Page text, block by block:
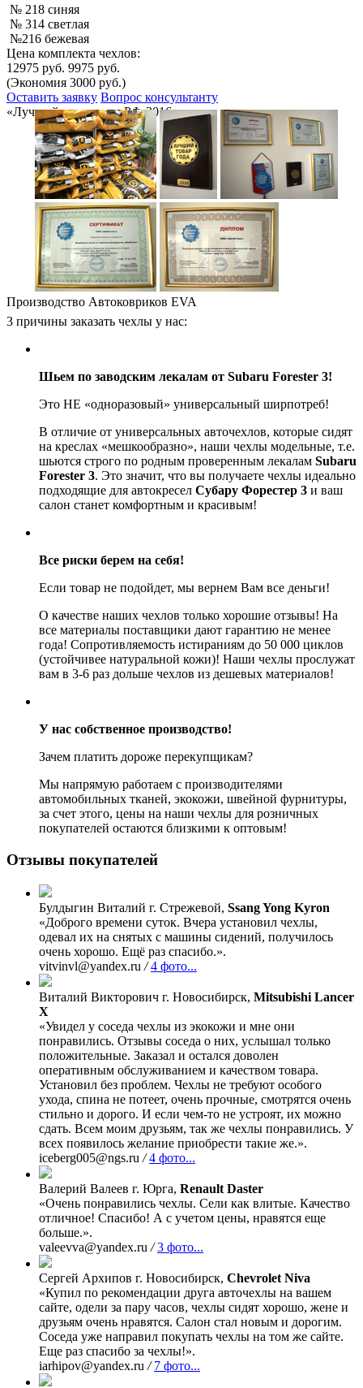
№ 218 синяя
№ 314 светлая
№216 бежевая
Цена комплекта чехлов:
12975 руб. 9975 руб.
(Экономия 3000 руб.)
Оставить заявку Вопрос консультанту
«Лучший товар года РФ-2016»
Производство Автоковриков EVA
3 причины заказать чехлы у нас:
Шьем по заводским лекалам от Subaru Forester 3!
Это НЕ «одноразовый» универсальный ширпотреб!
В отличие от универсальных авточехлов, которые сидят
на креслах «мешкообразно», наши чехлы модельные, т.е.
шьются строго по родным проверенным лекалам Subaru
Forester 3. Это значит, что вы получаете чехлы идеально
подходящие для автокресел Субару Форестер 3 и ваш
салон станет комфортным и красивым!
Все риски берем на себя!
Если товар не подойдет, мы вернем Вам все деньги!
О качестве наших чехлов только хорошие отзывы! На
все материалы поставщики дают гарантию не менее
года! Сопротивляемость истираниям до 50 000 циклов
(устойчивее натуральной кожи)! Наши чехлы прослужат
вам в 3-6 раз дольше чехлов из дешевых материалов!
У нас собственное производство!
Зачем платить дороже перекупщикам?
Мы напрямую работаем с производителями
автомобильных тканей, экокожи, швейной фурнитуры,
за счет этого, цены на наши чехлы для розничных
покупателей остаются близкими к оптовым!
Отзывы покупателей
Булдыгин Виталий г. Стрежевой, Ssang Yong Kyron
«Доброго времени суток. Вчера установил чехлы,
одевал их на снятых с машины сидений, получилось
очень хорошо. Ещё раз спасибо.».
vitvinvl@yandex.ru / 4 фото...
Виталий Викторович г. Новосибирск, Mitsubishi Lancer
X
«Увидел у соседа чехлы из экокожи и мне они
понравились. Отзывы соседа о них, услышал только
положительные. Заказал и остался доволен
оперативным обслуживанием и качеством товара.
Установил без проблем. Чехлы не требуют особого
ухода, спина не потеет, очень прочные, смотрятся очень
стильно и дорого. И если чем-то не устроят, их можно
сдать. Всем моим друзьям, так же чехлы понравились. У
всех появилось желание приобрести такие же.».
iceberg005@ngs.ru / 4 фото...
Валерий Валеев г. Юрга, Renault Daster
«Очень понравились чехлы. Сели как влитые. Качество
отличное! Спасибо! А с учетом цены, нравятся еще
больше.».
valeevva@yandex.ru / 3 фото...
Сергей Архипов г. Новосибирск, Chevrolet Niva
«Купил по рекомендации друга авточехлы на вашем
сайте, одели за пару часов, чехлы сидят хорошо, жене и
друзьям очень нравятся. Салон стал новым и дорогим.
Соседа уже направил покупать чехлы на том же сайте.
Еще раз спасибо за чехлы!».
iarhipov@yandex.ru / 7 фото...